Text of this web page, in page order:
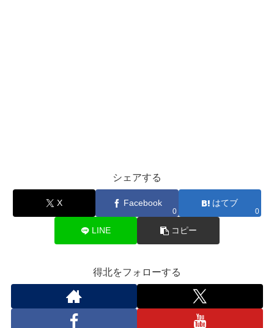
シェアする
X Facebook
0
はてブ
0
LINE コピー
得北をフォローする